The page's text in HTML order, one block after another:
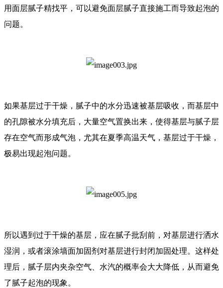
用面层腻子精找平，可以避免面层腻子直接施工而导致起泡的
问题。
如果基层过于干燥，腻子中的水分迅速被基层吸收，而基层中
的孔隙被水分填充后，大量空气置换出来，使得基层与腻子层
存在空气而形成气泡，尤其在夏季高温天气，基层过于干燥，
极易出现起泡问题。
所以遇到过于干燥的基层，应在腻子批刮前，对基层进行洒水
湿润，或者滚涂墙面加固剂对基层进行封闭加固处理。这样处
理后，腻子层内夹杂空气、水汽的概率会大大降低，从而避免
了腻子起泡的现象。